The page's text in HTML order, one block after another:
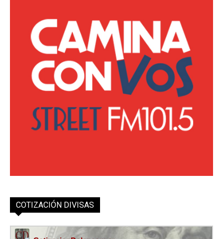
COTIZACIÓN DIVISAS